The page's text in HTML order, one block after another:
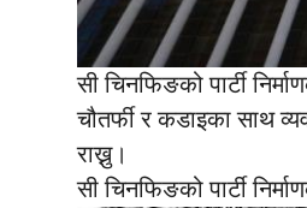
सी चिनफिङको पार्टी
चौतर्फी र कडाइका साथ
राख्नु।
सी चिनफिङको पार्टी